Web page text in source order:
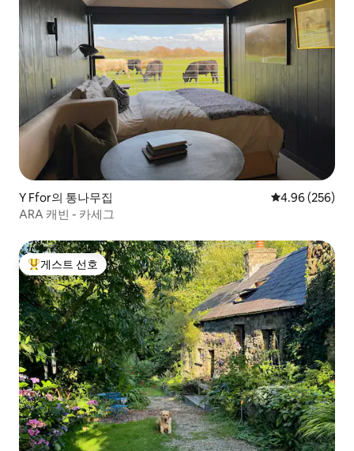
Y Ffor의 통나무집 평점 4.96점(5
4.96 (256)
ARA 캐빈 - 카세그
상위 게스트 선호
게스트 선호